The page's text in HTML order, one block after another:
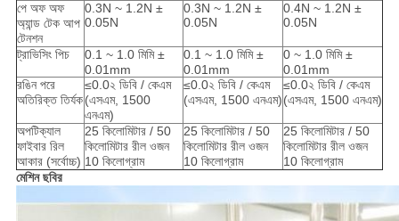
পে অফ অফ
অ্যান্ড টেক আপ
টেনশন
0.3N ~ 1.2N ±
0.05N
0.3N ~ 1.2N ±
0.05N
0.4N ~ 1.2N ±
0.05N
ট্রাভিসিং পিচ
0.1 ~ 1.0 মিমি ±
0.01mm
0.1 ~ 1.0 মিমি ±
0.01mm
0 ~ 1.0 মিমি ±
0.01mm
রঙিন পরে
অতিরিক্ত তির্যক
≤0.0২ ডিবি / কেএম
(এসএম, 1500
এনএম)
≤0.0২ ডিবি / কেএম
(এসএম, 1500 এনএম)
≤0.0২ ডিবি / কেএম
(এসএম, 1500 এনএম)
অপটিক্যাল
ফাইবার রিল
আকার (সর্বোচ্চ)
25 কিলোমিটার / 50
কিলোমিটার রীল ওজন
10 কিলোগ্রাম
25 কিলোমিটার / 50
কিলোমিটার রীল ওজন
10 কিলোগ্রাম
25 কিলোমিটার / 50
কিলোমিটার রীল ওজন
10 কিলোগ্রাম
মেশিন ছবির